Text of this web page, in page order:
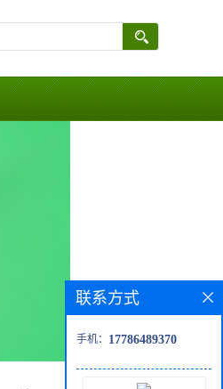
联系方式
手机： 17786489370